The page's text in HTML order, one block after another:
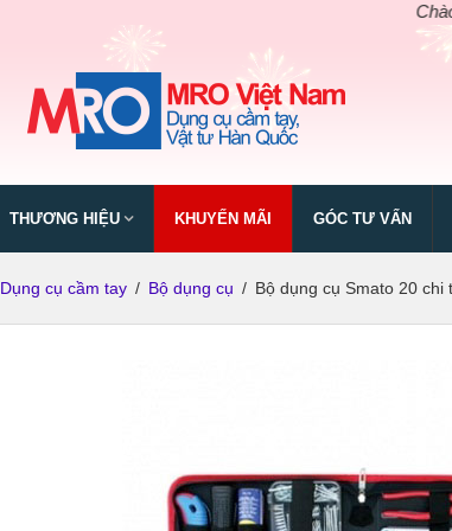
Chào
THƯƠNG HIỆU KHUYẾN MÃI GÓC TƯ VẤN
Dụng cụ cầm tay / Bộ dụng cụ / Bộ dụng cụ Smato 20 chi